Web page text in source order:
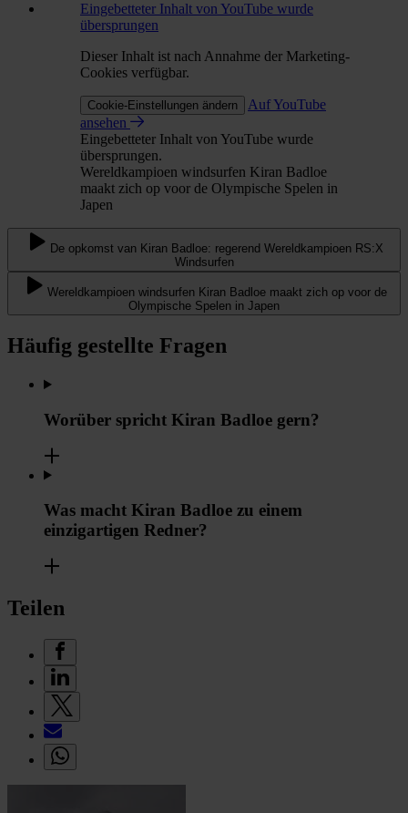
Eingebetteter Inhalt von YouTube wurde
übersprungen
Dieser Inhalt ist nach Annahme der Marketing-
Cookies verfügbar.
Cookie-Einstellungen ändern
Auf YouTube
ansehen
Eingebetteter Inhalt von YouTube wurde
übersprungen.
Wereldkampioen windsurfen Kiran Badloe
maakt zich op voor de Olympische Spelen in
Japen
De opkomst van Kiran Badloe: regerend Wereldkampioen RS:X
Windsurfen
Wereldkampioen windsurfen Kiran Badloe maakt zich op voor de
Olympische Spelen in Japen
Häufig gestellte Fragen
Worüber spricht Kiran Badloe gern?
Was macht Kiran Badloe zu einem
einzigartigen Redner?
Teilen